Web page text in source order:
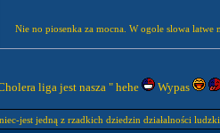
Nie no piosenka za mocna. W ogole slowa latwe
liga jest nasza " hehe Wypas
jest jedną z rzadkich dziedzin działalności